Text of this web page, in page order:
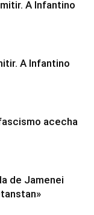
A Infantino
A Infantino
acecha
de Jamenei